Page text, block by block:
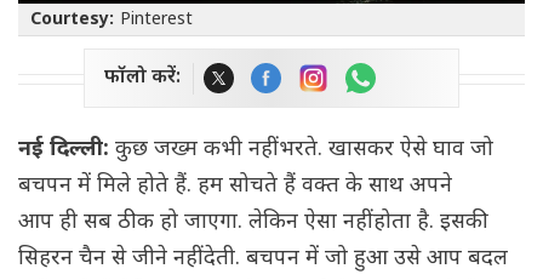
Courtesy: Pinterest
फॉलो करें:
नई दिल्ली: कुछ जख्म कभी नहीं भरते. खासकर ऐसे घाव जो
बचपन में मिले होते हैं. हम सोचते हैं वक्त के साथ अपने
आप ही सब ठीक हो जाएगा. लेकिन ऐसा नहीं होता है. इसकी
सिहरन चैन से जीने नहीं देती. बचपन में जो हुआ उसे आप बदल